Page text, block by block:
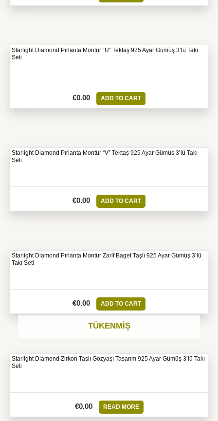
Starlight Diamond Pırlanta Montür “U” Tektaş 925 Ayar Gümüş 3’lü Takı
Seti
€0.00 ADD TO CART
Starlight Diamond Pırlanta Montür “V” Tektaş 925 Ayar Gümüş 3’lü Takı
Seti
€0.00 ADD TO CART
Starlight Diamond Pırlanta Montür Zarif Baget Taşlı 925 Ayar Gümüş 3’lü
Takı Seti
€0.00 ADD TO CART
TÜKENMIŞ
Starlight Diamond Zirkon Taşlı Gözyaşı Tasarım 925 Ayar Gümüş 3’lü Takı
Seti
€0.00 READ MORE